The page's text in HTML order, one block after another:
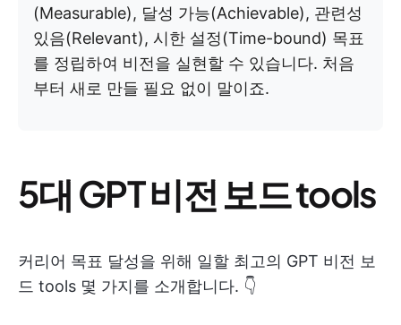
(Measurable), 달성 가능(Achievable), 관련성
있음(Relevant), 시한 설정(Time-bound) 목표
를 정립하여 비전을 실현할 수 있습니다. 처음
부터 새로 만들 필요 없이 말이죠.
5대 GPT 비전 보드 tools
커리어 목표 달성을 위해 일할 최고의 GPT 비전 보
드 tools 몇 가지를 소개합니다. 👇